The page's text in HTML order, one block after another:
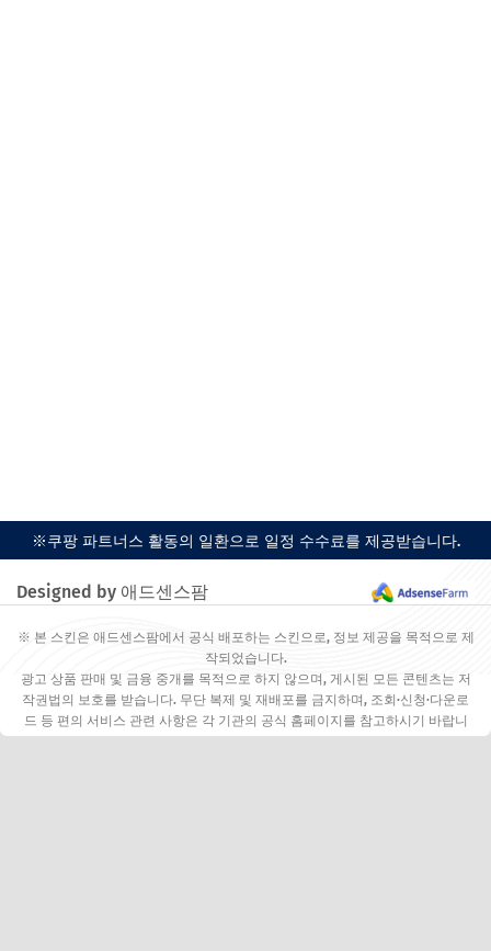
※쿠팡 파트너스 활동의 일환으로 일정 수수료를 제공받습니다.
Designed by 애드센스팜
※ 본 스킨은 애드센스팜에서 공식 배포하는 스킨으로, 정보 제공을 목적으로 제
작되었습니다.
광고 상품 판매 및 금융 중개를 목적으로 하지 않으며, 게시된 모든 콘텐츠는 저
작권법의 보호를 받습니다. 무단 복제 및 재배포를 금지하며, 조회·신청·다운로
드 등 편의 서비스 관련 사항은 각 기관의 공식 홈페이지를 참고하시기 바랍니
다.